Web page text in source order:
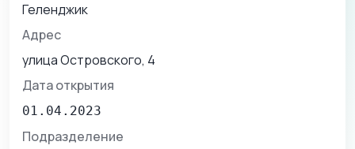
Геленджик
Адрес
улица Островского, 4
Дата открытия
01.04.2023
Подразделение